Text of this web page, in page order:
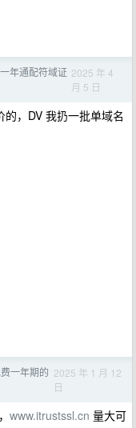
年通配符域证 2025 年 4
月 5 日
，DV 我扔一批单域名
一年期的 2025 年 1 月 12
日
www.itrustssl.cn 量大可